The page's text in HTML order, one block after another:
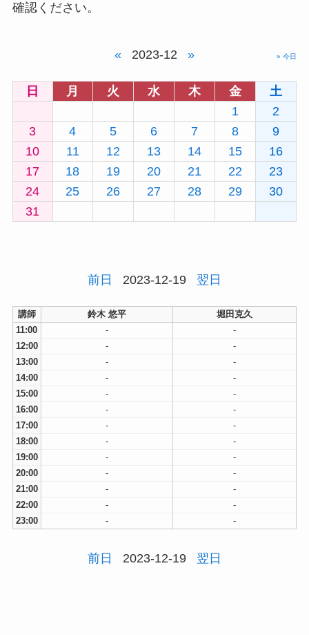
確認ください。
« 2023-12 » » 今日
日 月 火 水 木 金
土
1
2
3
4 5 6 7 8
9
10
11 12 13 14 15
16
17
18 19 20 21 22
23
24
25 26 27 28 29
30
31
前日 2023-12-19 翌日
講師 鈴木 悠平
堀田克久
11:00
-
-
12:00
-
-
13:00
-
-
14:00
-
-
15:00
-
-
16:00
-
-
17:00
-
-
18:00
-
-
19:00
-
-
20:00
-
-
21:00
-
-
22:00
-
-
23:00
- -
前日 2023-12-19 翌日